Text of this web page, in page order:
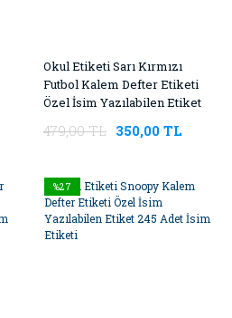
Okul Etiketi Sarı Kırmızı
Futbol Kalem Defter Etiketi
Özel İsim Yazılabilen Etiket
479,00 TL 350,00 TL
%27